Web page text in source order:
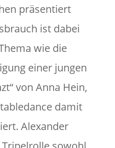
präsentiert
ist dabei
wie die
einer jungen
von Anna Hein,
damit
Alexander